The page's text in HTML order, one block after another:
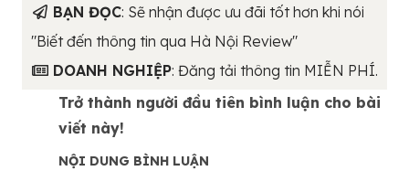
BẠN ĐỌC: Sẽ nhận được ưu đãi tốt hơn khi nói
"Biết đến thông tin qua Hà Nội Review"
DOANH NGHIỆP: Đăng tải thông tin MIỄN PHÍ.
Trở thành người đầu tiên bình luận cho bài
viết này!
NỘI DUNG BÌNH LUẬN